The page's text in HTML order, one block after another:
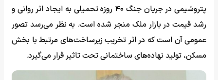
پتروشیمی در جریان جنگ ۴۰ روزه تحمیلی به ایجاد اثر روانی و
رشد قیمت در بازار ملک منجر شده است. به نظر می‌رسد تصور
عمومی آن است که در اثر تخریب زیرساخت‌های مرتبط با بخش
مسکن، تولید نهاده‌های ساختمانی تحت تاثیر قرار می‌گیرد.